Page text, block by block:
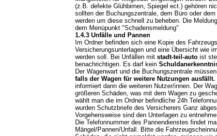
(z.B. defekte Glühbirnen, Spiegel ect.) gehören
sollten der Buchungszentrale, dem Büro oder
werden um diese schnell zu beheben. Die
dem Menüpunkt "Schadensmeldung"
1.4.3 Unfälle und Pannen
Im Ordner befinden sich eine Kopie des
Versicherungsunterlagen und eine Übersicht wie
werden soll. Bei Unfällen mit stadt-teil-auto ist
benachrichtigen. Es darf kein
Der Wagenwart und die Buchungszentrale
falls der Wagen für weitere Nutzungen ausfällt.
informiert dann die weiteren Nutzer/innen. Der
größeren Schäden, was mit dem Wagen zu
wählt man die im Ordner befindliche 24h
wurden Schutzbriefe des Versicherers Ganz
Vorgehensweise sind den Unterlagen zu
Die Telefonnummer des Pannendienstes findet
Mängel/Pannen/Unfall. Bitte die